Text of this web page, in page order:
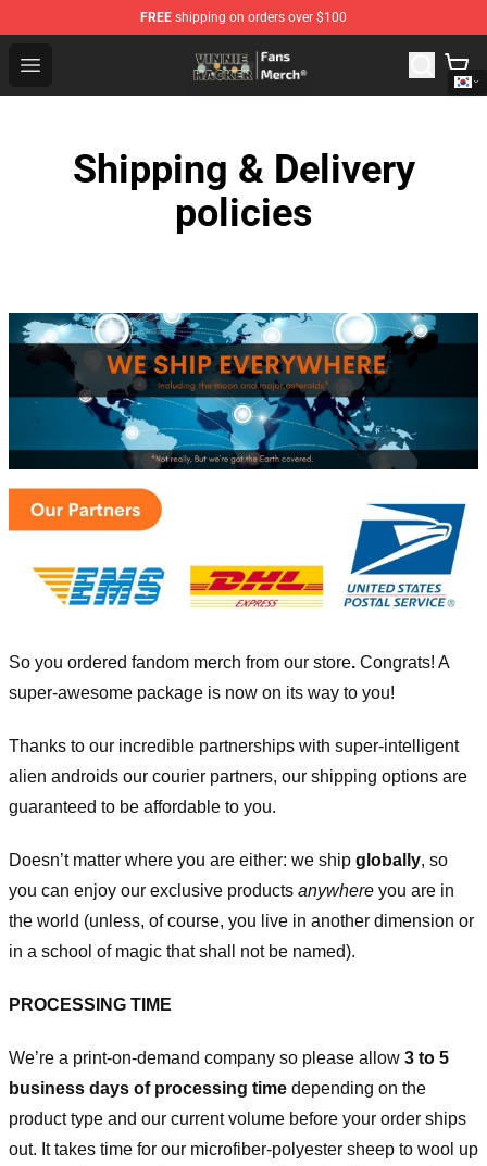
FREE shipping on orders over $100
Open menu
Vinnie Hacker Store - Official Vinnie Hacker Merchandise
Shipping & Delivery
policies
So you ordered fandom merch from our store. Congrats! A
super-awesome package is now on its way to you!
Thanks to our incredible partnerships with super-intelligent
alien androids our courier partners, our shipping options are
guaranteed to be affordable to you.
Doesn’t matter where you are either: we ship globally, so
you can enjoy our exclusive products anywhere you are in
the world (unless, of course, you live in another dimension or
in a school of magic that shall not be named).
PROCESSING TIME
We’re a print-on-demand company so please allow 3 to 5
business days of processing time depending on the
product type and our current volume before your order ships
out. It takes time for our microfiber-polyester sheep to wool up